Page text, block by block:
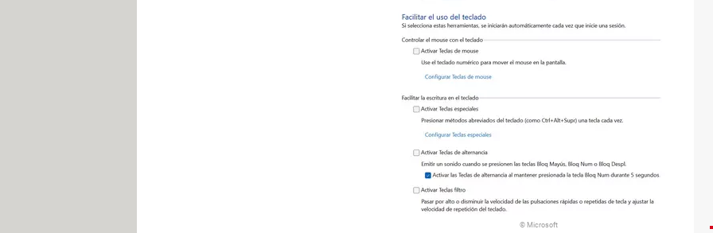
© Microsoft